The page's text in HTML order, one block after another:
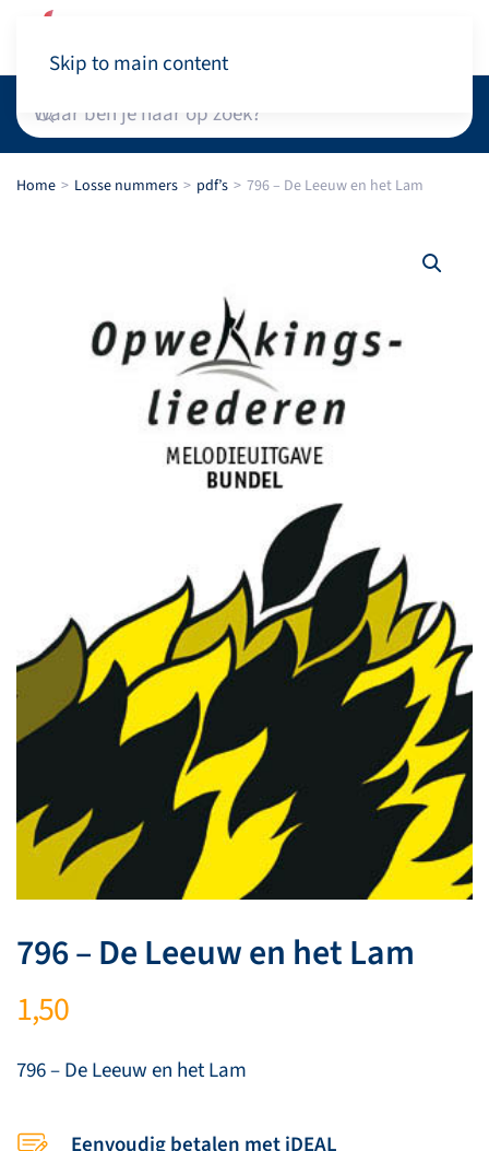
Skip to main content
Home Losse nummers pdf’s 796 – De Leeuw en het Lam
796 – De Leeuw en het Lam
1,50
796 – De Leeuw en het Lam
Eenvoudig betalen met iDEAL